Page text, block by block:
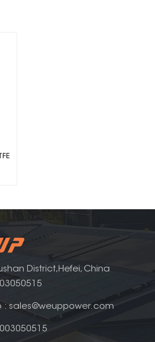
District,Hefei, China
sales@weuppower.com